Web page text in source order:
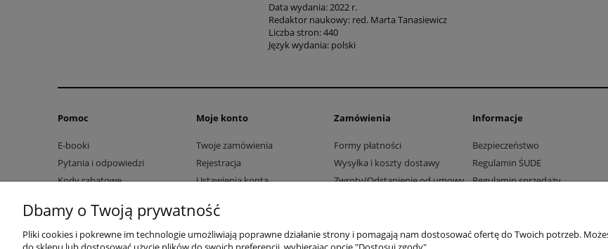
Data wydania: 2022 r.
Redaktor naukowy: red. Marta Tanasiewicz
Liczba stron: 440
Język wydania: polski
Pomoc
E-booki
Pytania i odpowiedzi
Kody rabatowe
Moje konto
Twoje zamówienia
Rejestracja
Ustawienia konta
Zamówienia
Formy płatności
Wysyłka i koszty dostawy
Zwroty/Odstąpienie od umowy
Informacje
Bezpieczeństwo
Regulamin ŚUDE
Regulamin sprzedaży
Dbamy o Twoją prywatność
Pliki cookies i pokrewne im technologie umożliwiają poprawne działanie strony i pomagają nam dostosować ofertę do Twoich potrzeb.